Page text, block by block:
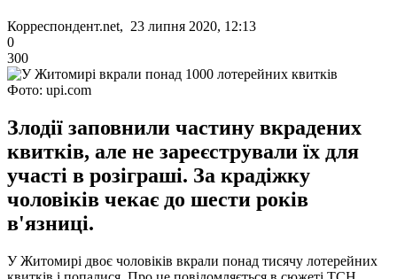
Корреспондент.net, 23 липня 2020, 12:13
0
300
Фото: upi.com
Злодії заповнили частину вкрадених
квитків, але не зареєстрували їх для
участі в розіграші. За крадіжку
чоловіків чекає до шести років
в'язниці.
У Житомирі двоє чоловіків вкрали понад тисячу лотерейних